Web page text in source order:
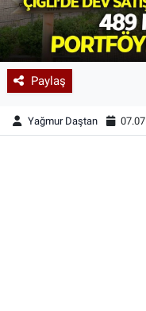
Paylaş
Yağmur Daştan